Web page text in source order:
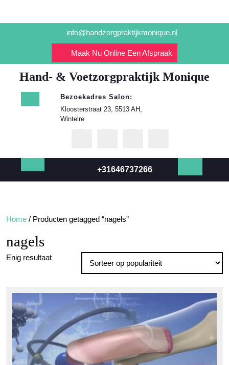
info@handzorgpraktijkmonique.nl
Maak Nu Online Een Afspraak
Hand- & Voetzorgpraktijk Monique
Bezoekadres Salon:
Kloosterstraat 23, 5513 AH,
Wintelre
Open
+31646737266
Home / Producten getagged “nagels”
nagels
Enig resultaat